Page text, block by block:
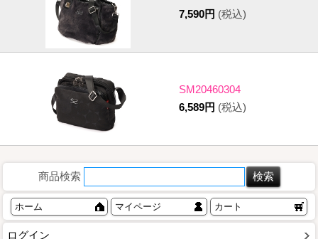
7,590円 (税込)
SM20460304
6,589円 (税込)
商品検索
ホーム マイページ カート
ログイン